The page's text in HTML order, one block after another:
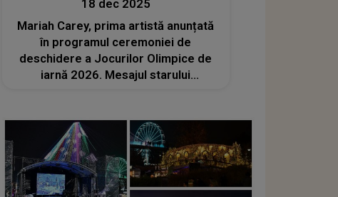
18 dec 2025
Mariah Carey, prima artistă anunțată
în programul ceremoniei de
deschidere a Jocurilor Olimpice de
iarnă 2026. Mesajul starului
Stadio San Siro"